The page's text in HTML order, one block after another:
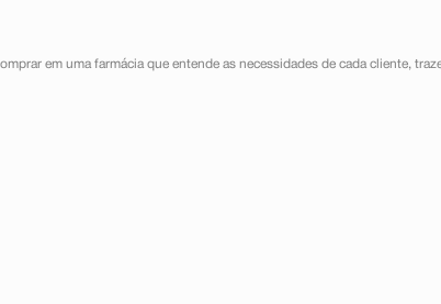
em uma farmácia que entende as necessidades de cada cliente,